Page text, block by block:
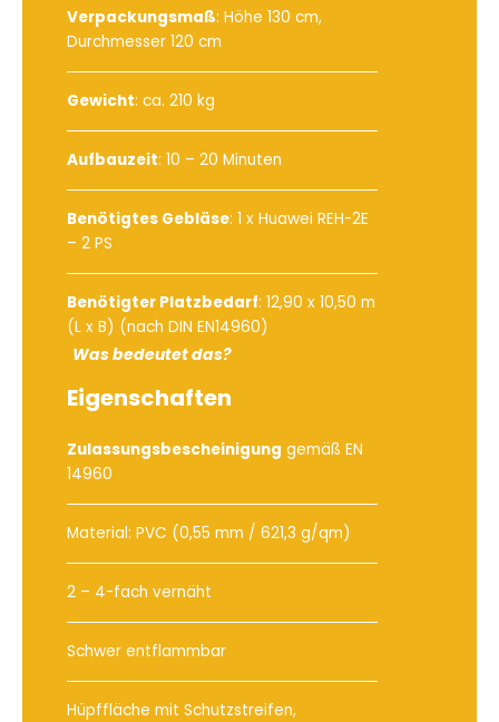
Verpackungsmaß: Höhe 130 cm,
Durchmesser 120 cm
Gewicht: ca. 210 kg
Aufbauzeit: 10 – 20 Minuten
Benötigtes Gebläse: 1 x Huawei REH-2E
– 2 PS
Benötigter Platzbedarf: 12,90 x 10,50 m
(L x B) (nach DIN EN14960)
Was bedeutet das?
Eigenschaften
Zulassungsbescheinigung gemäß EN
14960
Material: PVC (0,55 mm / 621,3 g/qm)
2 – 4-fach vernäht
Schwer entflammbar
Hüpffläche mit Schutzstreifen,